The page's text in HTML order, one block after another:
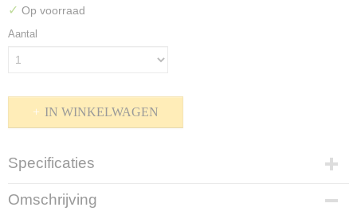
✓ Op voorraad
Aantal
IN WINKELWAGEN
Specificaties
Productcode
P-1600-527
Omschrijving